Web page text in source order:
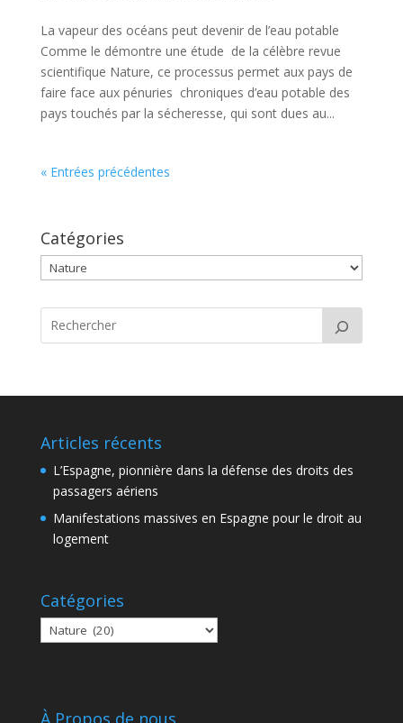
La vapeur des océans peut devenir de l’eau potable
Comme le démontre une étude de la célèbre revue
scientifique Nature, ce processus permet aux pays de
faire face aux pénuries chroniques d’eau potable des
pays touchés par la sécheresse, qui sont dues au...
« Entrées précédentes
Catégories
Catégories
Articles récents
L’Espagne, pionnière dans la défense des droits des
passagers aériens
Manifestations massives en Espagne pour le droit au
logement
Catégories
Catégories
À Propos de nous